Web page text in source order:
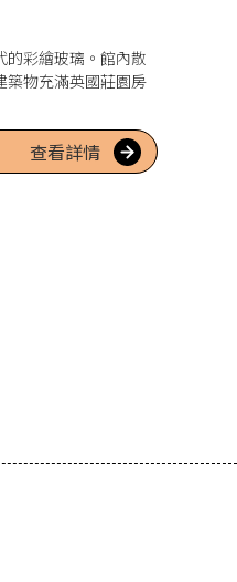
的彩繪玻璃。館內散
築物充滿英國莊園房
查看詳情